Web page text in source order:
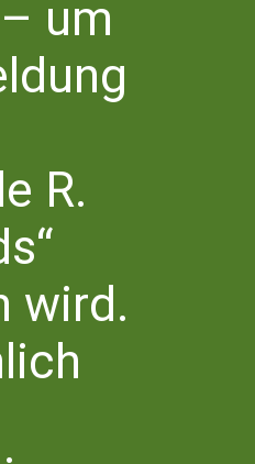
Bonn
NRW Süd
1
Bonn
2 777 0
bonn.de
um
R.
wird.